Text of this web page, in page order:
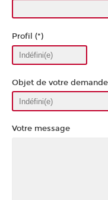
Profil (*)
Objet de votre
Votre message